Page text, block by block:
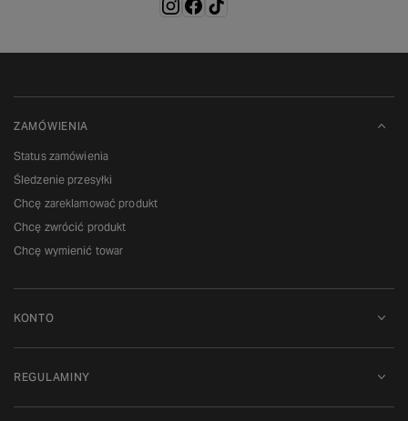
ZAMÓWIENIA
Status zamówienia
Śledzenie przesyłki
Chcę zareklamować produkt
Chcę zwrócić produkt
Chcę wymienić towar
KONTO
REGULAMINY